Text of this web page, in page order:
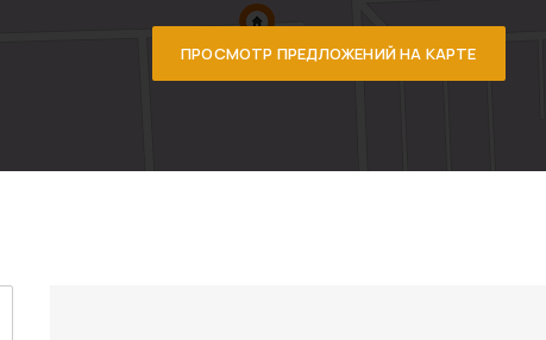
ПРОСМОТР ПРЕДЛОЖЕНИЙ НА КАРТЕ